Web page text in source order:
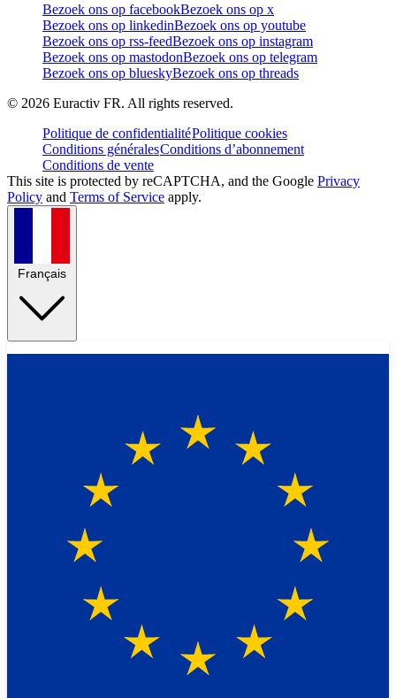
Bezoek ons op facebookBezoek ons op x
Bezoek ons op linkedinBezoek ons op youtube
Bezoek ons op rss-feedBezoek ons op instagram
Bezoek ons op mastodonBezoek ons op telegram
Bezoek ons op blueskyBezoek ons op threads
© 2026 Euractiv FR. All rights reserved.
Politique de confidentialitéPolitique cookies
Conditions généralesConditions d’abonnement
Conditions de vente
This site is protected by reCAPTCHA, and the Google Privacy
Policy and Terms of Service apply.
Français